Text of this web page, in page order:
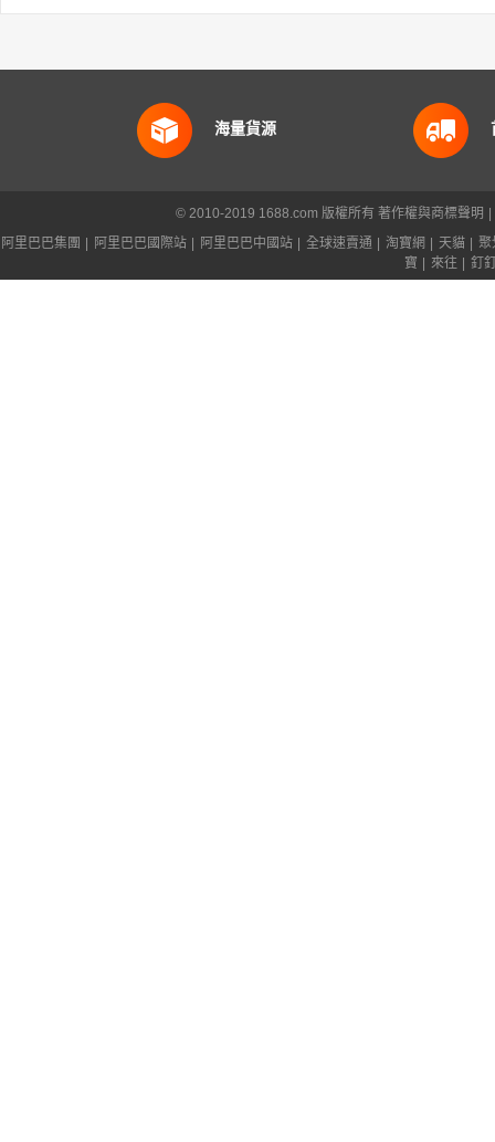
海量貨源
© 2010-2019 1688.com 版權所有 著作權與商標聲明
阿里巴巴集團
阿里巴巴國際站 阿里巴巴中國站 全球速賣通 淘寶網 天貓
聚
寶
來往 釘